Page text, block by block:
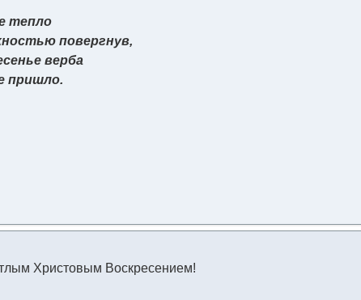
тепло
повергнув,
верба
пришло.
Христовым Воскресением!